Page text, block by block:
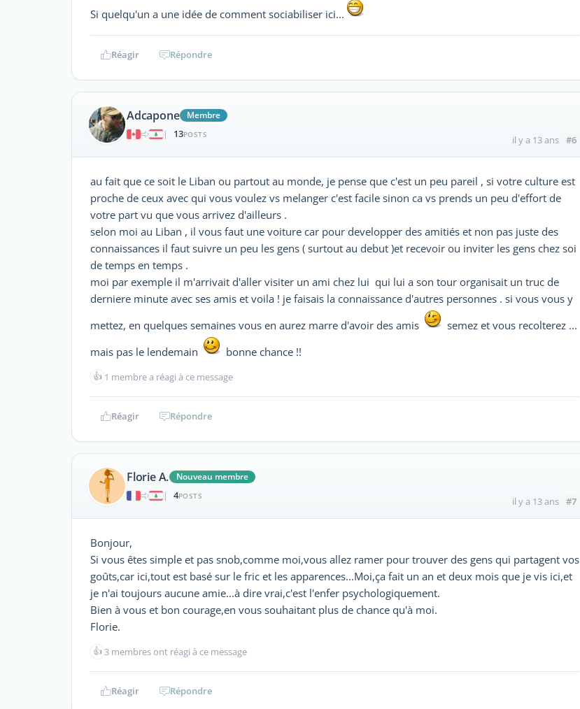
Si quelqu'un a une idée de comment sociabiliser ici...
Réagir Répondre
Adcapone
Membre
|
13POSTS il y a 13 ans #6
au fait que ce soit le Liban ou partout au monde, je pense que c'est un peu pareil , si votre culture est
proche de ceux avec qui vous voulez vs melanger c'est facile sinon ca vs prends un peu d'effort de
votre part vu que vous arrivez d'ailleurs .
selon moi au Liban , il vous faut une voiture car pour developper des amitiés et non pas juste des
connaissances il faut suivre un peu les gens ( surtout au debut )et recevoir ou inviter les gens chez soi
de temps en temps .
moi par exemple il m'arrivait d'aller visiter un ami chez lui qui lui a son tour organisait un truc de
derniere minute avec ses amis et voila ! je faisais la connaissance d'autres personnes . si vous vous y
mettez, en quelques semaines vous en aurez marre d'avoir des amis
semez et vous recolterez ...
mais pas le lendemain
bonne chance !!
👍 1 membre a réagi à ce message
Réagir Répondre
Florie A.
Nouveau membre
|
4POSTS il y a 13 ans #7
Bonjour,
Si vous êtes simple et pas snob,comme moi,vous allez ramer pour trouver des gens qui partagent vos
goûts,car ici,tout est basé sur le fric et les apparences...Moi,ça fait un an et deux mois que je vis ici,et
je n'ai toujours aucune amie...à dire vrai,c'est l'enfer psychologiquement.
Bien à vous et bon courage,en vous souhaitant plus de chance qu'à moi.
Florie.
👍3 membres ont réagi à ce message
Réagir Répondre